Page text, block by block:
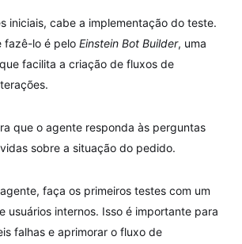
iniciais, cabe a implementação do teste.
fazê-lo é peloEinstein Bot Builder, uma
facilita a criação de fluxos de
que o agente responda às perguntas
sobre a situação do pedido.
faça os primeiros testes com um
usuários internos. Isso é importante para
falhas e aprimorar o fluxo de